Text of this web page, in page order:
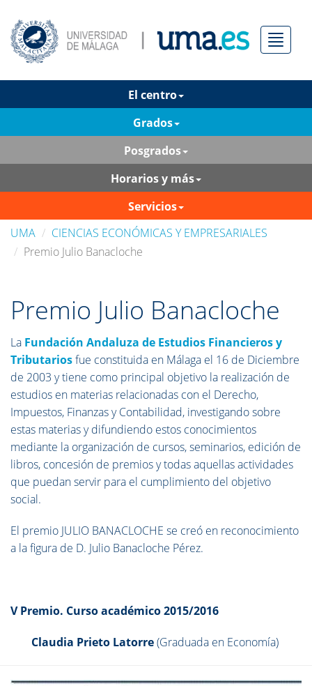
Menú
El centro
Grados
Posgrados
Horarios y más
Servicios
UMA
CIENCIAS ECONÓMICAS Y EMPRESARIALES
Premio Julio Banacloche
Premio Julio Banacloche
La Fundación Andaluza de Estudios Financieros y
Tributariosfue constituida en Málaga el 16 de Diciembre
de 2003 y tiene como principal objetivo la realización de
estudios en materias relacionadas con el Derecho,
Impuestos, Finanzas y Contabilidad, investigando sobre
estas materias y difundiendo estos conocimientos
mediante la organización de cursos, seminarios, edición de
libros, concesión de premios y todas aquellas actividades
que puedan servir para el cumplimiento del objetivo
social.
El premio JULIO BANACLOCHE se creó en reconocimiento
a la figura de D. Julio Banacloche Pérez.
V Premio. Curso académico 2015/2016
Claudia Prieto Latorre(Graduada en Economía)